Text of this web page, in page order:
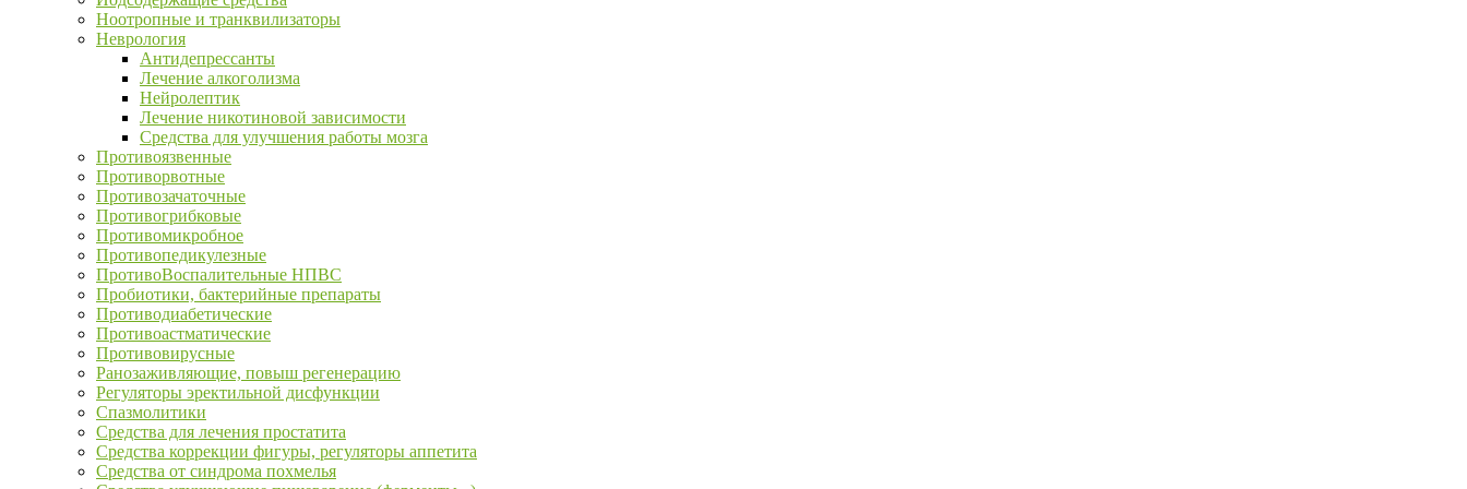
Ноотропные и транквилизаторы
Неврология
Антидепрессанты
Лечение алкоголизма
Нейролептик
Лечение никотиновой зависимости
Средства для улучшения работы мозга
Противоязвенные
Противорвотные
Противозачаточные
Противогрибковые
Противомикробное
Противопедикулезные
ПротивоВоспалительные НПВС
Пробиотики, бактерийные препараты
Противодиабетические
Противоастматические
Противовирусные
Ранозаживляющие, повыш регенерацию
Регуляторы эректильной дисфункции
Спазмолитики
Средства для лечения простатита
Средства коррекции фигуры, регуляторы аппетита
Средства от синдрома похмелья